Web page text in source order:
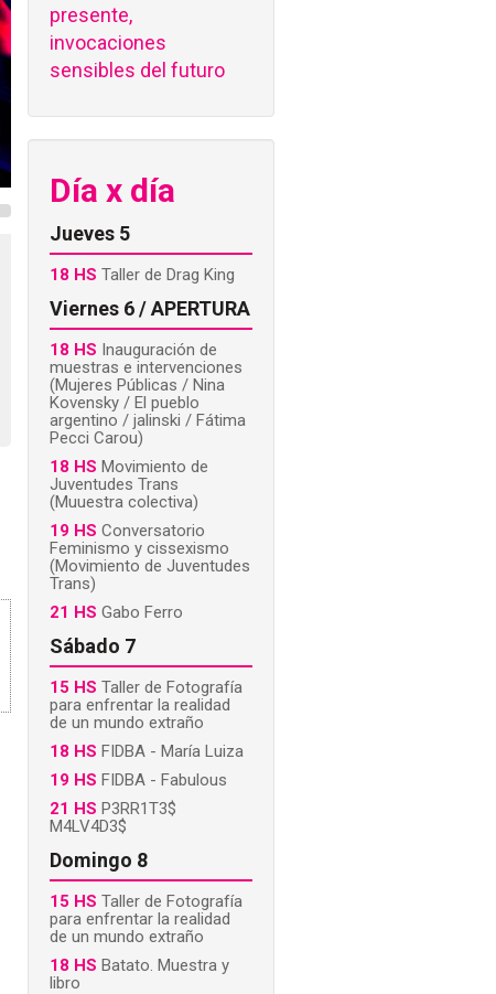
presente,
invocaciones
sensibles del futuro
Día x día
Jueves 5
18 HS Taller de Drag King
Viernes 6 / APERTURA
18 HS Inauguración de
muestras e intervenciones
(Mujeres Públicas / Nina
Kovensky / El pueblo
argentino / jalinski / Fátima
Pecci Carou)
18 HS Movimiento de
Juventudes Trans
(Muuestra colectiva)
19 HS Conversatorio
Feminismo y cissexismo
(Movimiento de Juventudes
Trans)
21 HS Gabo Ferro
Sábado 7
15 HS Taller de Fotografía
para enfrentar la realidad
de un mundo extraño
18 HS FIDBA - María Luiza
19 HS FIDBA - Fabulous
21 HS P3RR1T3$
M4LV4D3$
Domingo 8
15 HS Taller de Fotografía
para enfrentar la realidad
de un mundo extraño
18 HS Batato. Muestra y
libro